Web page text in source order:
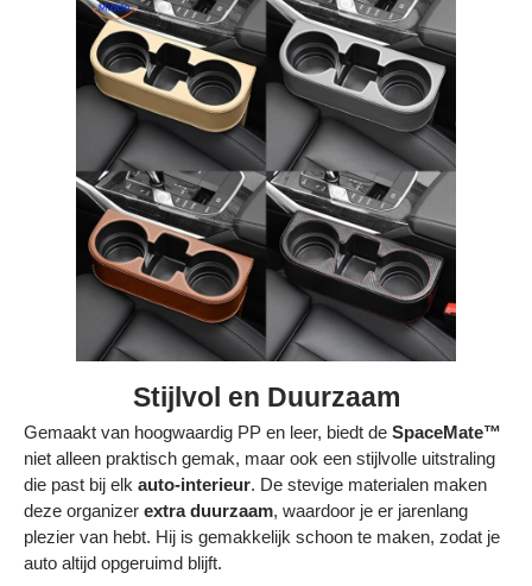
Stijlvol en Duurzaam
Gemaakt van hoogwaardig PP en leer, biedt de SpaceMate™
niet alleen praktisch gemak, maar ook een stijlvolle uitstraling
die past bij elk auto-interieur. De stevige materialen maken
deze organizer extra duurzaam, waardoor je er jarenlang
plezier van hebt. Hij is gemakkelijk schoon te maken, zodat je
auto altijd opgeruimd blijft.